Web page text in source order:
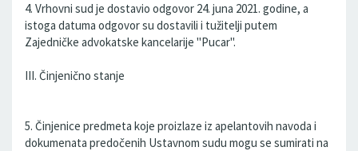
4. Vrhovni sud je dostavio odgovor 24. juna 2021. godine, a
istoga datuma odgovor su dostavili i tužitelji putem
Zajedničke advokatske kancelarije "Pucar".
III. Činjenično stanje
5. Činjenice predmeta koje proizlaze iz apelantovih navoda i
dokumenata predočenih Ustavnom sudu mogu se sumirati na